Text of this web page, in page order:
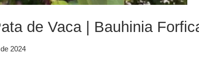
de Vaca | Bauhinia
2024